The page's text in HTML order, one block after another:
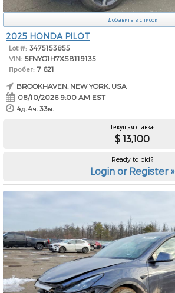
Добавить в список
2025 HONDA PILOT
Lot #: 3475153855
VIN: 5FNYG1H7XSB119135
Пробег: 7 621
BROOKHAVEN, NEW YORK, USA
08/10/2026 9:00 AM EST
4д. 4ч. 33м.
Текущая ставка:
$ 13,100
Ready to bid?
Login or Register »